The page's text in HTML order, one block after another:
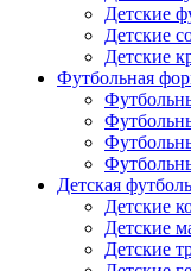
Детские
Детские
Детские
Футбольная
Детская
Детские
Детские
Детские